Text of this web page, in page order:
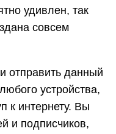
удивлен, так
совсем
отправить данный
устройства,
к интернету. Вы
и подписчиков,